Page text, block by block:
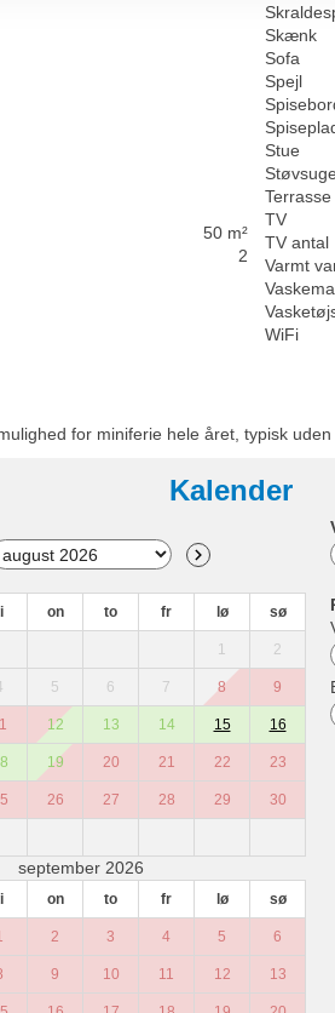
50 m²
2
Skænk
Sofa
Spejl
Stue
Terrasse
TV
TV antal
Varmt
WiFi
for miniferie hele året, typisk
Kalender
on to fr lø sø
1 2
5 6 7 8 9
12 13 14 15 16
19 20 21 22 23
26 27 28 29 30
september 2026
on to fr lø sø
2 3 4 5 6
9 10 11 12 13